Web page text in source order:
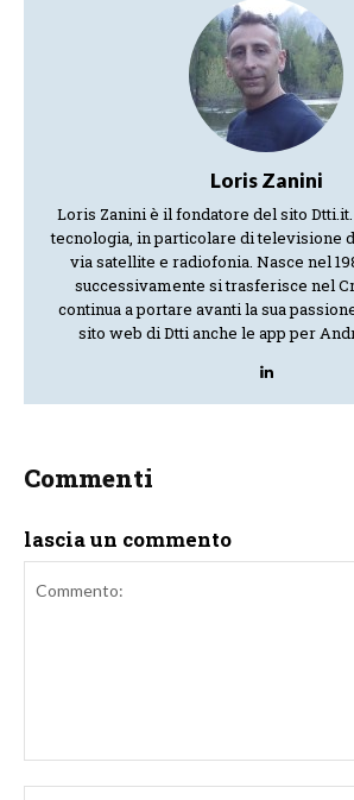
Loris Zanini
Loris Zanini è il fondatore del sito
tecnologia, in particolare di televisione
via satellite e radiofonia. Nasce nel
successivamente si trasferisce nel
continua a portare avanti la sua
sito web di Dtti anche le app per
Commenti
lascia un commento